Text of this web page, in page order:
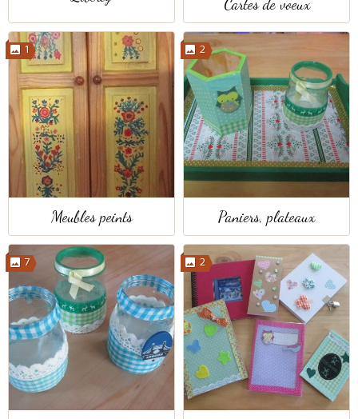
1
Meubles peints
2
Paniers, plateaux
7 2